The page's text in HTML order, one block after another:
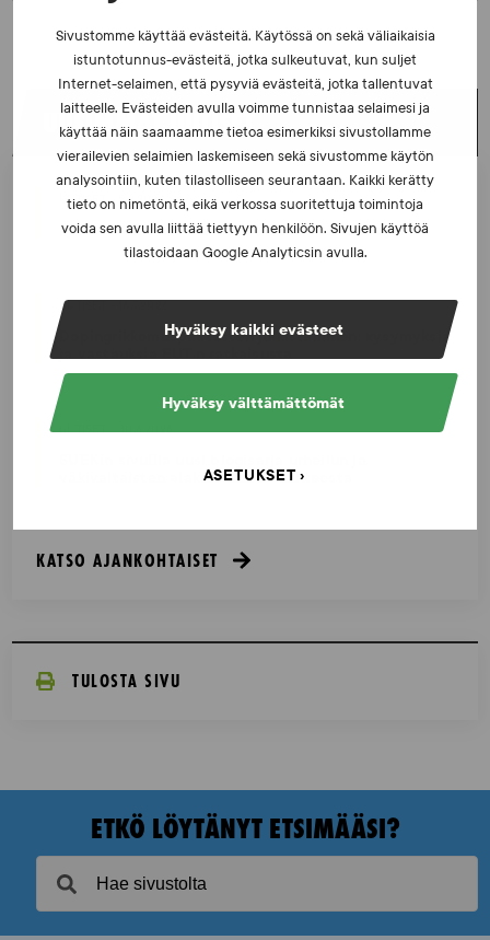
Sivustomme käyttää evästeitä. Käytössä on sekä väliaikaisia
istuntotunnus-evästeitä, jotka sulkeutuvat, kun suljet
Internet-selaimen, että pysyviä evästeitä, jotka tallentuvat
laitteelle. Evästeiden avulla voimme tunnistaa selaimesi ja
käyttää näin saamaamme tietoa esimerkiksi sivustollamme
vierailevien selaimien laskemiseen sekä sivustomme käytön
analysointiin, kuten tilastolliseen seurantaan. Kaikki kerätty
tieto on nimetöntä, eikä verkossa suoritettuja toimintoja
voida sen avulla liittää tiettyyn henkilöön. Sivujen käyttöä
tilastoidaan Google Analyticsin avulla.
Hyväksy kaikki evästeet
Hyväksy välttämättömät
ASETUKSET
UUSIMMAT UUTISET
UUTISET - 5.8.2026
Iljukov SUEKin lääketieteelliseksi asiantuntijaksi
UUTISET - 16.7.2026
Dopingrikkomuspäätösten julkistaminen: kysymyksiä
ja vastauksia EUT:n ratkaisusta
UUTISET - 30.6.2026
väkivaltaisten alakulttuurien suhteesta
KATSO AJANKOHTAISET
TULOSTA SIVU
ETKÖ LÖYTÄNYT ETSIMÄÄSI?